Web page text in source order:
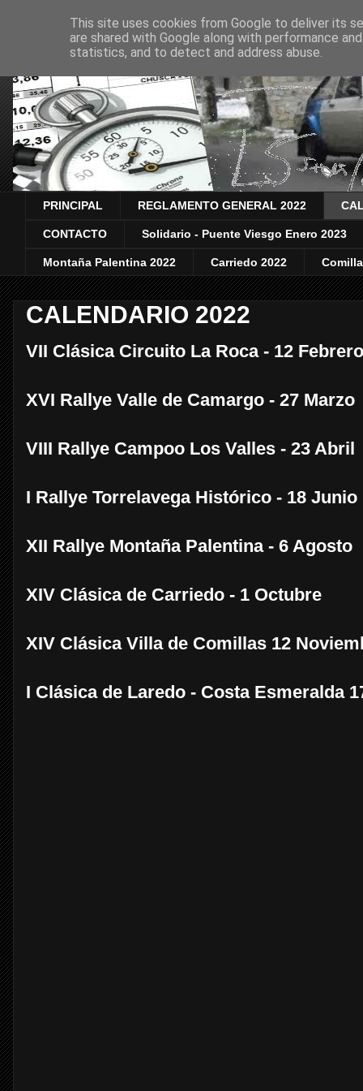
PRINCIPAL REGLAMENTO GENERAL 2022
CONTACTO Solidario - Puente Viesgo Enero 2023
Montaña Palentina 2022 Carriedo 2022
CALENDARIO 2022
VII Clásica Circuito La Roca - 12 Febrero
XVI Rallye Valle de Camargo - 27 Marzo
VIII Rallye Campoo Los Valles - 23 Abril
I Rallye Torrelavega Histórico - 18 Junio
XII Rallye Montaña Palentina - 6 Agosto
XIV Clásica de Carriedo - 1 Octubre
XIV Clásica Villa de Comillas 12
I Clásica de Laredo - Costa Esmeralda
This site uses cookies from Google to deliver its
are shared with Google along with performance
statistics, and to detect and address abuse.